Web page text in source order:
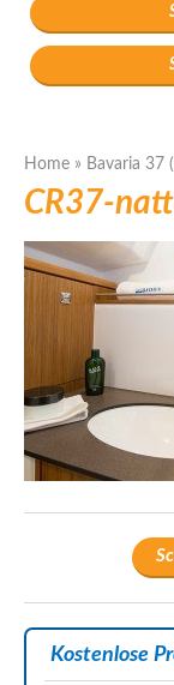
Home » Bavaria 37
CR37-
Kostenlose